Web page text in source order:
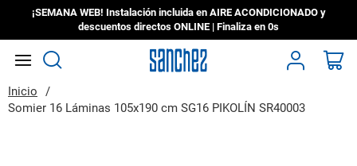
¡SEMANA WEB! Instalación incluida en AIRE ACONDICIONADO y
descuentos directos ONLINE | Finaliza en 0s
Inicio
Somier 16 Láminas 105x190 cm SG16 PIKOLÍN SR40003